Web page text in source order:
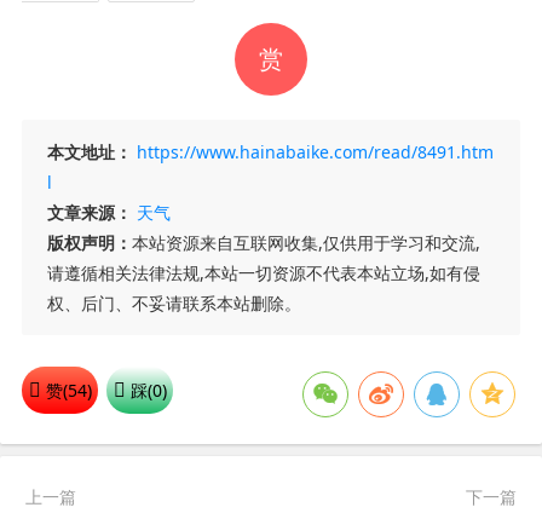
赏
本文地址： https://www.hainabaike.com/read/8491.htm
l
文章来源： 天气
版权声明： 本站资源来自互联网收集,仅供用于学习和交流,
请遵循相关法律法规,本站一切资源不代表本站立场,如有侵
权、后门、不妥请联系本站删除。
赞(54) 踩(0)
上一篇 下一篇